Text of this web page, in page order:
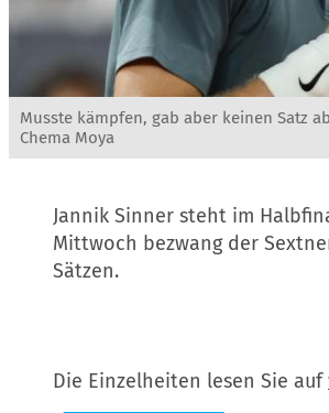
Musste kämpfen, gab aber keinen Satz
Chema Moya
Jannik Sinner steht im
Mittwoch bezwang der
Sätzen.
Die Einzelheiten lesen Sie auf